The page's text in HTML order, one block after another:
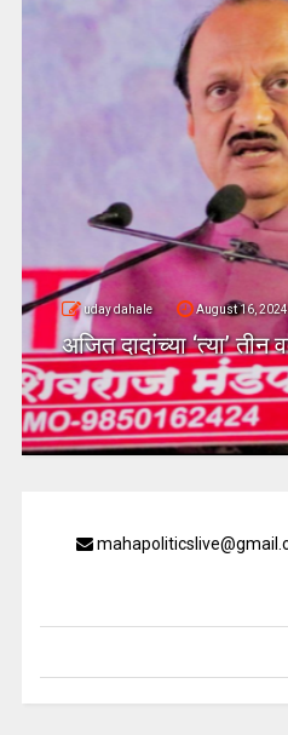
uday dahale August 16, 2024
अजित दादांच्या ‘त्या’ तीन